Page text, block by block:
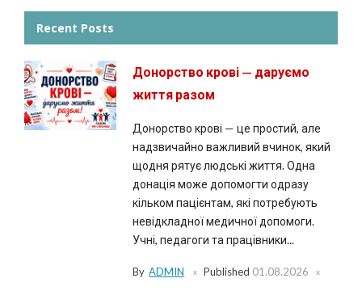
Recent Posts
Донорство крові — даруємо
життя разом
Донорство крові — це простий, але
надзвичайно важливий вчинок, який
щодня рятує людські життя. Одна
донація може допомогти одразу
кільком пацієнтам, які потребують
невідкладної медичної допомоги.
Учні, педагоги та працівники...
By ADMIN Published 01.08.2026